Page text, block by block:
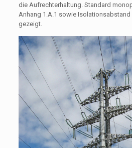
die Aufrechterhaltung. Standard
Anhang 1.A.1 sowie Isolationsabstand
gezeigt.